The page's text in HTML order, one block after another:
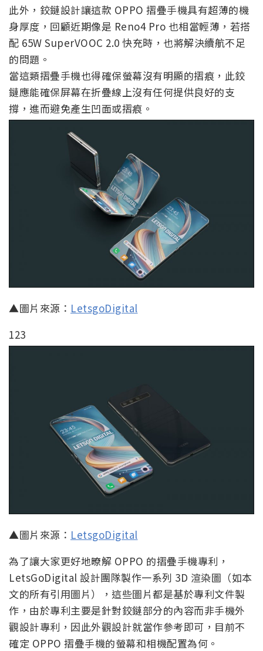
此外，鉸鏈設計讓這款 OPPO 摺疊手機具有超薄的機
身厚度，回顧近期像是 Reno4 Pro 也相當輕薄，若搭
配 65W SuperVOOC 2.0 快充時，也將解決續航不足
的問題。
當這類摺疊手機也得確保螢幕沒有明顯的摺痕，此鉸
鏈應能確保屏幕在折疊線上沒有任何提供良好的支
撐，進而避免產生凹面或摺痕。
▲圖片來源： LetsgoDigital
123
▲圖片來源： LetsgoDigital
為了讓大家更好地暸解 OPPO 的摺疊手機專利，
LetsGoDigital 設計團隊製作一系列 3D 渲染圖（如本
文的所有引用圖片），這些圖片都是基於專利文件製
作，由於專利主要是針對鉸鏈部分的內容而非手機外
觀設計專利，因此外觀設計就當作參考即可，目前不
確定 OPPO 摺疊手機的螢幕和相機配置為何。